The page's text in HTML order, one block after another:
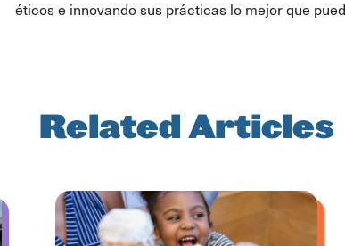
éticos e innovando sus prácticas lo mejor que
Related Articles